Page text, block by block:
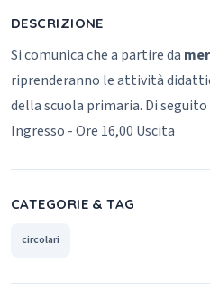
DESCRIZIONE
Si comunica che a partire da
riprenderanno le attività
della scuola primaria. Di
Ingresso - Ore 16,00 Uscita
CATEGORIE & TAG
circolari